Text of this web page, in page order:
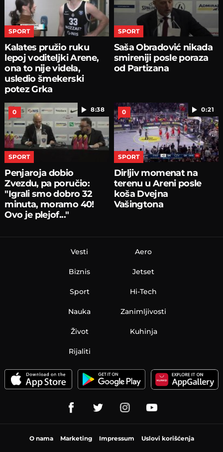
SPORT
Kalates pružio ruku
lepoj voditeljki Arene,
ona to nije videla,
usledio šmekerski
potez Grka
SPORT
Saša Obradović nikada
smireniji posle poraza
od Partizana
8:38
0
SPORT
Penjaroja dobio
Zvezdu, pa poručio:
"Igrali smo dobro 32
minuta, moramo 40!
Ovo je plejof..."
0:21
0
SPORT
Dirljiv momenat na
terenu u Areni posle
koša Dvejna
Vašingtona
Vesti
Biznis
Sport
Nauka
Aero
Jetset
Hi-Tech
Zanimljivosti
Život Kuhinja
Rijaliti
O nama Marketing Impressum Uslovi korišćenja